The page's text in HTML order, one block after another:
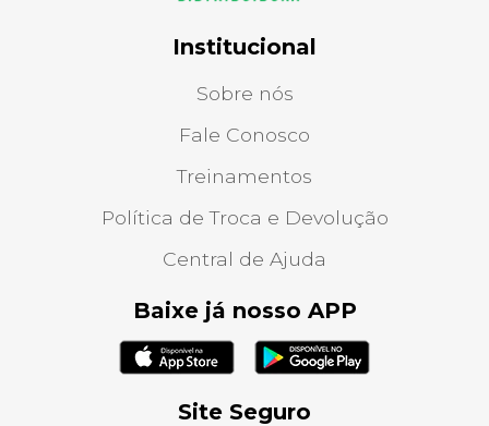
Institucional
Sobre nós
Fale Conosco
Treinamentos
Política de Troca e Devolução
Central de Ajuda
Baixe já nosso APP
Site Seguro